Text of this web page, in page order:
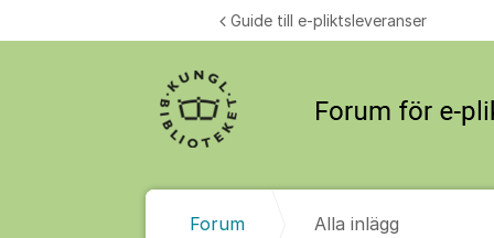
Guide till e-pliktsleveranser
Forum Alla inlägg